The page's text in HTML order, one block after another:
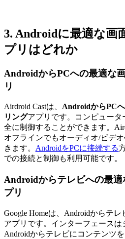
3. Androidに最適な画
プリはどれか
AndroidからPCへの最適な
リ
Airdroid Castは、 AndroidからPC
リングアプリです。コンピュー
全に制御することができます。
オフラインでもオーディオ/ビデ
きます。 AndroidをPCに接続する
での接続と制御も利用可能です。
Androidからテレビへの最
プリ
Google Homeは、Androidからテ
アプリです。インターフェースは
Androidからテレビにコンテンツ